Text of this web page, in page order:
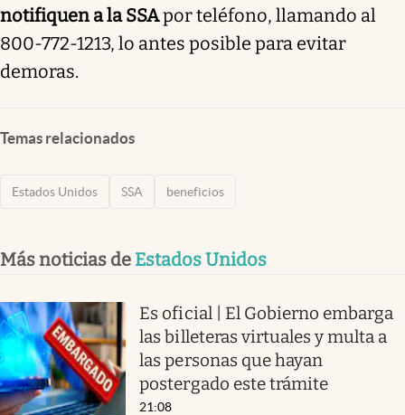
notifiquen a la SSApor teléfono, llamando al
800-772-1213, lo antes posible para evitar
demoras.
Temas relacionados
Estados Unidos SSA beneficios
Más noticias de Estados Unidos
Es oficial | El Gobierno embarga
las billeteras virtuales y multa a
las personas que hayan
postergado este trámite
21:08